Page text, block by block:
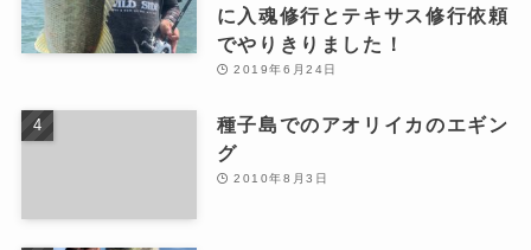
に入魂修行とテキサス修行依頼
でやりきりました！
2019年6月24日
種子島でのアオリイカのエギン
グ
2010年8月3日